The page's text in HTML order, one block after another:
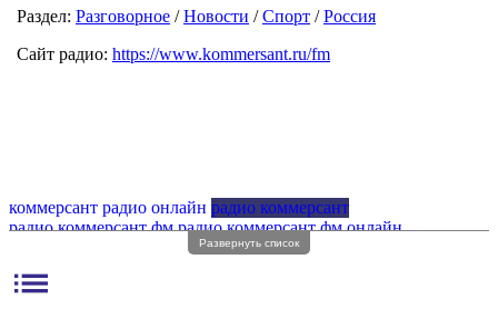
Раздел: Разговорное /Новости /Спорт /Россия
Сайт радио: https://www.kommersant.ru/fm
коммерсант радио онлайн радио коммерсант
радио коммерсант фм радио коммерсант фм онлайн
коммерсант радио частота радио комер коммерсант фм
Развернуть список
list